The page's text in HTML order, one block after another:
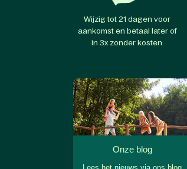
Wijzig tot 21 dagen voor
aankomst en betaal later of
in 3x zonder kosten
Onze blog